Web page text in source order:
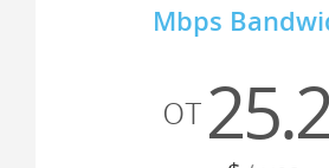
Mbps
от